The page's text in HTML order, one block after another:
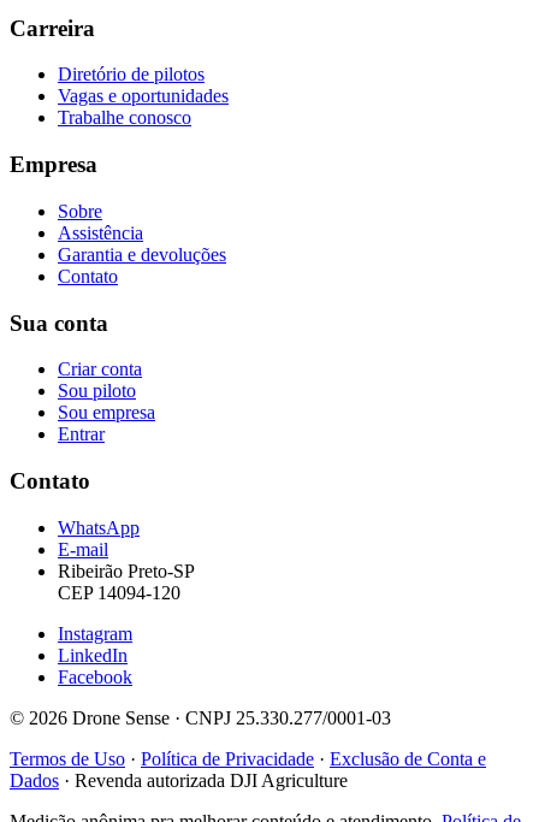
Carreira
Diretório de pilotos
Vagas e oportunidades
Trabalhe conosco
Empresa
Sobre
Assistência
Garantia e devoluções
Contato
Sua conta
Criar conta
Sou piloto
Sou empresa
Entrar
Contato
WhatsApp
E-mail
Ribeirão Preto-SP
CEP 14094-120
Instagram
LinkedIn
Facebook
© 2026 Drone Sense · CNPJ 25.330.277/0001-03
Termos de Uso · Política de Privacidade · Exclusão de Conta e
Dados · Revenda autorizada DJI Agriculture